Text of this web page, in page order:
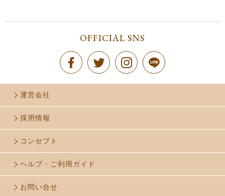
OFFICIAL SNS
運営会社
採用情報
コンセプト
ヘルプ・ご利用ガイド
お問い合せ